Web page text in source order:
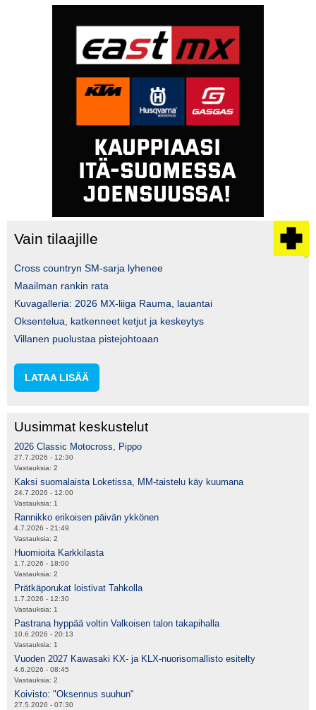
Vain tilaajille
Cross countryn SM-sarja lyhenee
Maailman rankin rata
Kuvagalleria: 2026 MX-liiga Rauma, lauantai
Oksentelua, katkenneet ketjut ja keskeytys
Villanen puolustaa pistejohtoaan
LATAA LISÄÄ
Uusimmat keskustelut
2026 Classic Motocross, Pippo
27.7.2026 - 12:30
Vastauksia: 2
Kaksi suomalaista Loketissa, MM-taistelu käy kuumana
24.7.2026 - 12:00
Vastauksia: 1
Rannikko erikoisen päivän ykkönen
4.7.2026 - 21:49
Vastauksia: 2
Huomioita Karkkilasta
1.7.2026 - 18:00
Vastauksia: 2
Prätkäporukat loistivat Tahkolla
1.7.2026 - 12:30
Vastauksia: 1
Pastrana hyppää voltin Valkoisen talon takapihalla
10.6.2026 - 20:13
Vastauksia: 1
Vuoden 2027 Kawasaki KX- ja KLX-nuorisomallisto esitelty
4.6.2026 - 08:45
Vastauksia: 2
Koivisto: "Oksennus suuhun"
27.5.2026 - 07:30